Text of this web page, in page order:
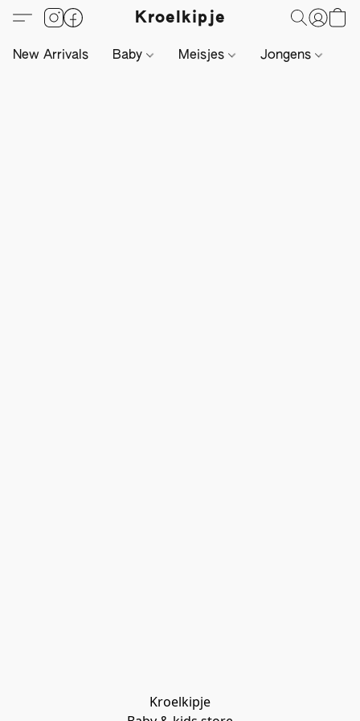
Kroelkipje
New Arrivals Baby Meisjes Jongens
Kroelkipje